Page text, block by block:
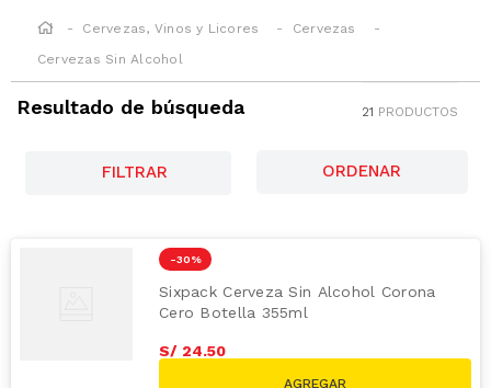
Cervezas, Vinos y Licores
Cervezas
Cervezas Sin Alcohol
Resultado de búsqueda 21 PRODUCTOS
FILTRAR
-30 %
Sixpack Cerveza Sin Alcohol Corona
Cero Botella 355ml
S/ 24.50